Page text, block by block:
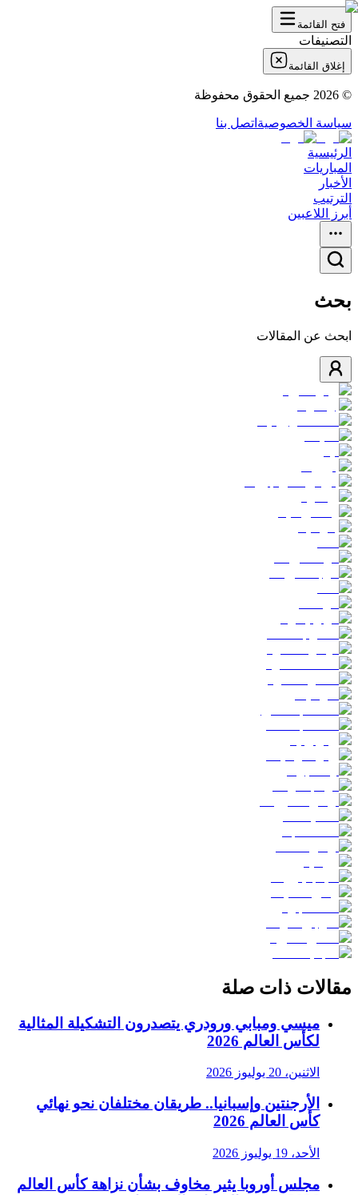
فتح القائمة
التصنيفات
إغلاق القائمة
©
2026 جميع الحقوق محفوظة
سياسة الخصوصية اتصل بنا
الرئيسية
المباريات
الأخبار
الترتيب
أبرز اللاعبين
بحث
ابحث عن المقالات
مقالات ذات صلة
ميسي ومبابي ورودري يتصدرون التشكيلة المثالية
لكأس العالم 2026
الاثنين، 20 يوليوز 2026
الأرجنتين وإسبانيا.. طريقان مختلفان نحو نهائي
كأس العالم 2026
الأحد، 19 يوليوز 2026
مجلس أوروبا يثير مخاوف بشأن نزاهة كأس العالم